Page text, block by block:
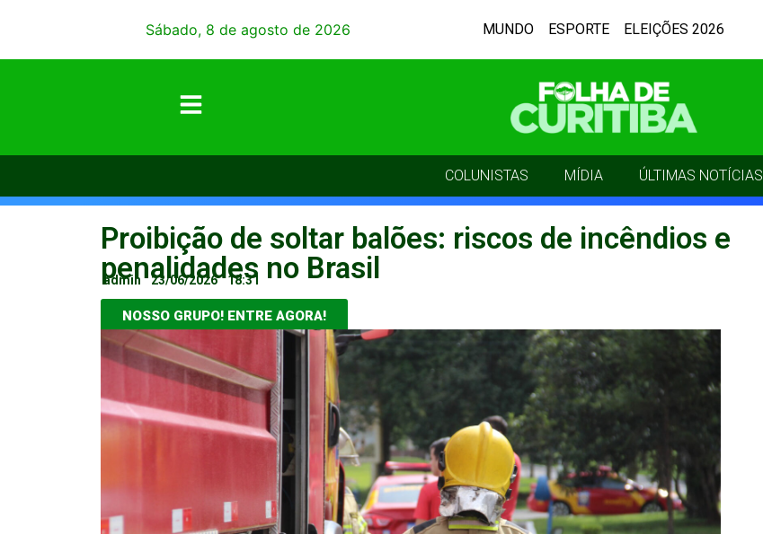
Sábado, 8 de agosto de 2026 MUNDO ESPORTE ELEIÇÕES 2026
COLUNISTAS MÍDIA ÚLTIMAS NOTÍCIAS
Proibição de soltar balões: riscos de incêndios e
penalidades no Brasil
admin 23/06/2026 18:31
NOSSO GRUPO! ENTRE AGORA!